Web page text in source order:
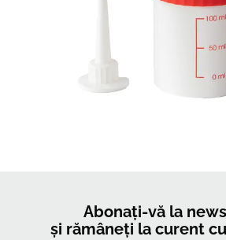
Abonați-vă la
și rămâneți la curent